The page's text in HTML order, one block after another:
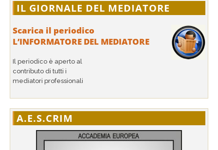
IL GIORNALE DEL MEDIATORE
Scarica il periodico
L’INFORMATORE DEL MEDIATORE
Il periodico è aperto al
contributo di tutti i
mediatori professionali
A.E.S.CRIM